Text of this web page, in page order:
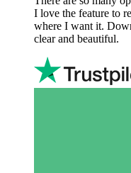
I love the feature to
where I want it.
clear and beautiful.